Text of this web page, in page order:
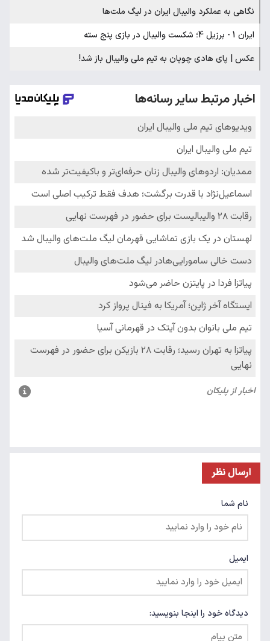
نگاهی به عملکرد والیبال ایران در لیگ ملت‌ها
ایران 1 - برزیل 4؛ شکست والیبال در بازی پنج سته
عکس | پای هادی چوپان به تیم ملی والیبال باز شد!
ارسال نظر
نام شما
ایمیل
دیدگاه خود را اینجا بنویسید: